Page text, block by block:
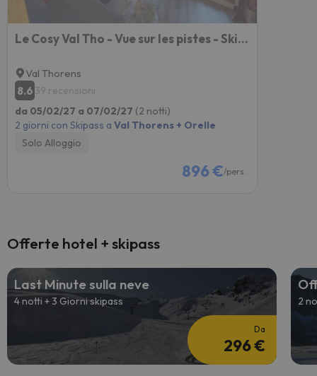
Le Cosy Val Tho - Vue sur les pistes - Ski aux pieds
Val Thorens
8.6 39 recensioni
da 05/02/27 a 07/02/27 (2 notti)
2 giorni con Skipass a Val Thorens + Orelle
Solo Alloggio
896 €/pers.
Offerte hotel + skipass
Last Minute sulla neve
4 notti + 3 Giorni skipass
Da
296 €
2